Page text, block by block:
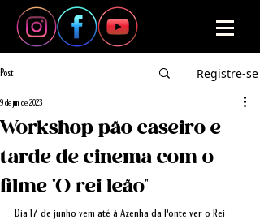
Post Registre-se
Workshop pão caseiro e
tarde de cinema com o
filme "O rei leão"
9 de jun. de 2023
Dia 17 de junho vem até à Azenha da Ponte ver o Rei